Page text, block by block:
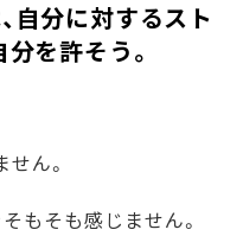
自分に対するスト
を許そう。
ん。
もそも感じません。